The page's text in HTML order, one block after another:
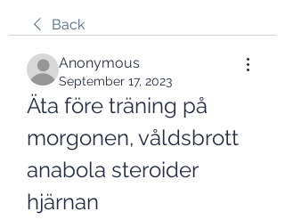
Back
Anonymous
September 17, 2023
Äta före träning på
morgonen, våldsbrott
anabola steroider
hjärnan